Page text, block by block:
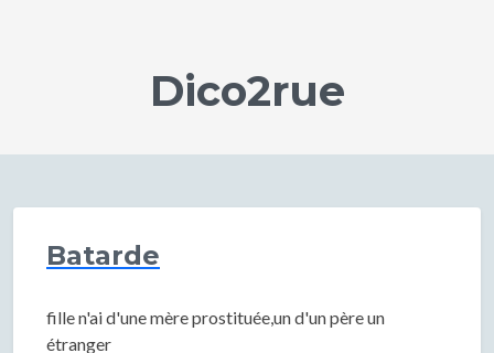
Dico2rue
Batarde
fille n'ai d'une mère prostituée,un d'un père un
étranger